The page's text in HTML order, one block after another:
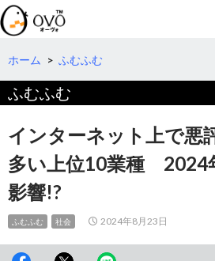
検
索
コ
テ
へ
ホーム > ふむふむ
ふむふむ
インターネット上で悪
多い上位10業種 2024
影響!?
ふむふむ 社会 2024年8月23日